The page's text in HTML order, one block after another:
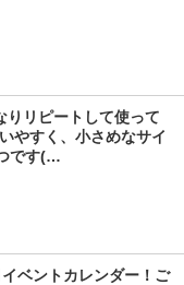
リピートして使って
やすく、小さめなサイ
です(…
ベントカレンダー！ご